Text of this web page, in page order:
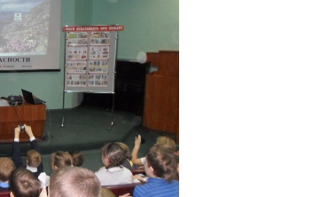
мероприятий, касающихся пожарной безопасности города
района